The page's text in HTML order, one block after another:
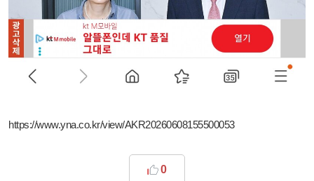
https://www.yna.co.kr/view/AKR20260608155500053
0